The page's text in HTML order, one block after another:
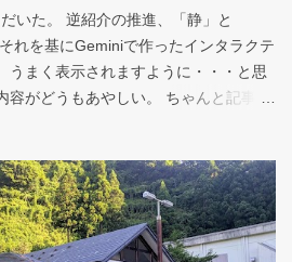
さい ハンバーガー ビッグマック ダブ
チーズ フィレオフィッシュ てりやきマ
ポテト（S) マックフライポテト（M)
解は続きで。
いた。 逆紹介の推進、「静」と
れを基にGeminiで作ったインタラクテ
うまく表示されますように・・・と思
容がどうもあやしい。 ちゃんと記事を
なぜ「逆紹介」が重要なのか？ 医師
院の外来負担軽減は喫緊の課題で
の診療所へ患者を紹介する「逆紹
の取り組みには大きな壁が存在しま